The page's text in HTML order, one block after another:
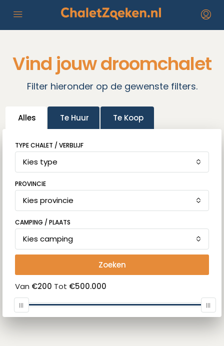
Vind jouw droomchalet
Filter hieronder op de gewenste filters.
Alles Te Huur Te Koop
TYPE CHALET / VERBLIJF
Kies type
PROVINCIE
Kies provincie
CAMPING / PLAATS
Kies camping
Zoeken
Van €200 Tot €500.000